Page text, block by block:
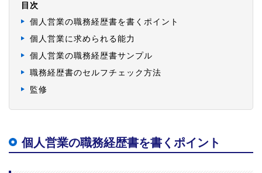
目次
個人営業の職務経歴書を書くポイント
個人営業に求められる能力
個人営業の職務経歴書サンプル
職務経歴書のセルフチェック方法
監修
個人営業の職務経歴書を書くポイント